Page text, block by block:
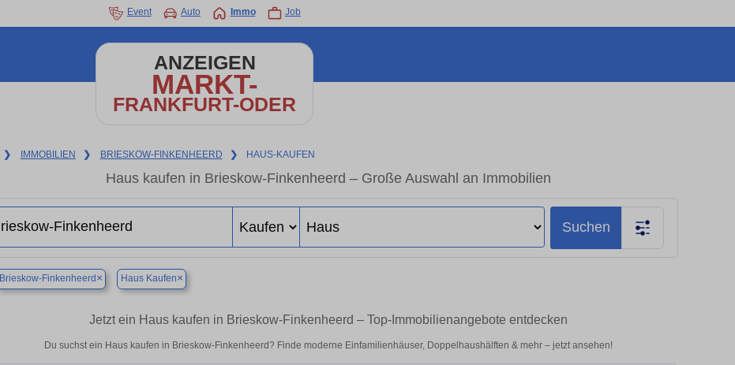
Event Auto Immo Job
ANZEIGEN
MARKT-
FRANKFURT-ODER
❯ IMMOBILIEN ❯ BRIESKOW-FINKENHEERD ❯ HAUS-KAUFEN
Haus kaufen in Brieskow-Finkenheerd – Große Auswahl an Immobilien
Suchen
Brieskow-Finkenheerd × Haus Kaufen×
Jetzt ein Haus kaufen in Brieskow-Finkenheerd – Top-Immobilienangebote entdecken
Du suchst ein Haus kaufen in Brieskow-Finkenheerd? Finde moderne Einfamilienhäuser, Doppelhaushälften & mehr – jetzt ansehen!